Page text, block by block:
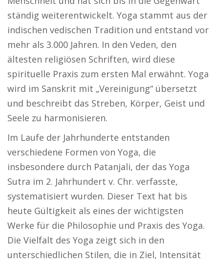
ständig weiterentwickelt. Yoga stammt aus der
indischen vedischen Tradition und entstand vor
mehr als 3.000 Jahren. In den Veden, den
ältesten religiösen Schriften, wird diese
spirituelle Praxis zum ersten Mal erwähnt. Yoga
wird im Sanskrit mit „Vereinigung“ übersetzt
und beschreibt das Streben, Körper, Geist und
Seele zu harmonisieren.
Im Laufe der Jahrhunderte entstanden
verschiedene Formen von Yoga, die
insbesondere durch Patanjali, der das Yoga
Sutra im 2. Jahrhundert v. Chr. verfasste,
systematisiert wurden. Dieser Text hat bis
heute Gültigkeit als eines der wichtigsten
Werke für die Philosophie und Praxis des Yoga.
Die Vielfalt des Yoga zeigt sich in den
unterschiedlichen Stilen, die in Ziel, Intensität